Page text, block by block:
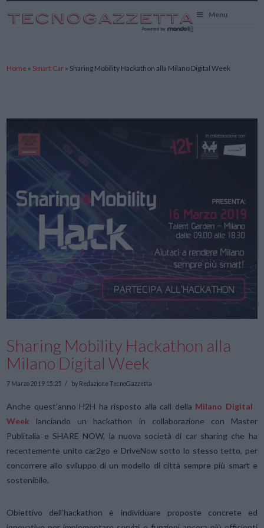
Menu
Home » Smart Car » Sharing Mobility Hackathon alla Milano Digital Week
Sharing Mobility Hackathon alla
Milano Digital Week
7 Marzo 2019 15:25 by Redazione TecnoGazzetta
Anche quest’anno H2H ha risposto alla call della Milano Digital
Week lanciando un hackathon in collaborazione con Master
Publitalia e SHARE NOW, la nuova società di car sharing che ha
recentemente unito car2go e DriveNow sotto lo stesso tetto, per
concorrere allo sviluppo di un modello di città sempre più smart e
sostenibile.
Obiettivo dell’hackathon è individuare proposte concrete ed